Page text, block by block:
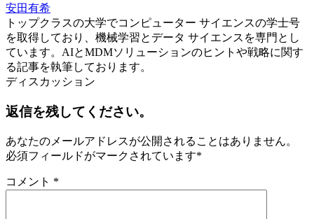
安田有希
トップクラスの大学でコンピューター サイエンスの学士号
を取得しており、機械学習とデータ サイエンスを専門とし
ています。AIとMDMソリューションのヒントや戦略に関す
る記事を執筆しております。
ディスカッション
返信を残してください。
あなたのメールアドレスが公開されることはありません。
必須フィールドがマークされています*
コメント *